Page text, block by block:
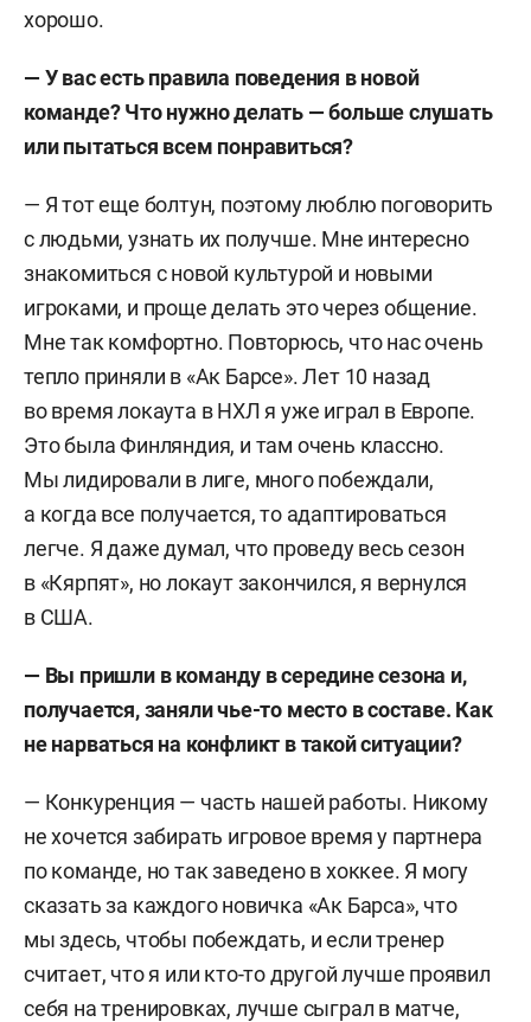
хорошо.
— У вас есть правила поведения в новой
команде? Что нужно делать — больше слушать
или пытаться всем понравиться?
— Я тот еще болтун, поэтому люблю поговорить
с людьми, узнать их получше. Мне интересно
знакомиться с новой культурой и новыми
игроками, и проще делать это через общение.
Мне так комфортно. Повторюсь, что нас очень
тепло приняли в «Ак Барсе». Лет 10 назад
во время локаута в НХЛ я уже играл в Европе.
Это была Финляндия, и там очень классно.
Мы лидировали в лиге, много побеждали,
а когда все получается, то адаптироваться
легче. Я даже думал, что проведу весь сезон
в «Кярпят», но локаут закончился, я вернулся
в США.
— Вы пришли в команду в середине сезона и,
получается, заняли чье-то место в составе. Как
не нарваться на конфликт в такой ситуации?
— Конкуренция — часть нашей работы. Никому
не хочется забирать игровое время у партнера
по команде, но так заведено в хоккее. Я могу
сказать за каждого новичка «Ак Барса», что
мы здесь, чтобы побеждать, и если тренер
считает, что я или кто-то другой лучше проявил
себя на тренировках, лучше сыграл в матче,